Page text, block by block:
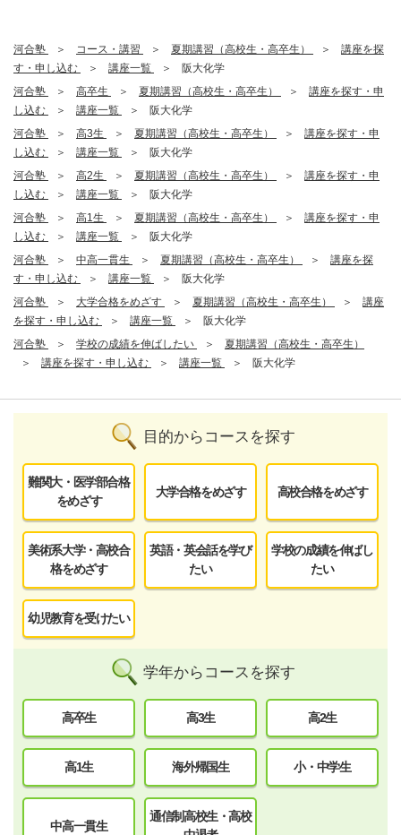
河合塾 コース・講習 夏期講習（高校生・高卒生）
講座を探
す・申し込む
講座一覧
阪大化学
河合塾
高卒生 夏期講習（高校生・高卒生）
講座を探す・申
し込む
講座一覧
阪大化学
河合塾
高3生 夏期講習（高校生・高卒生）
講座を探す・申
し込む
講座一覧
阪大化学
河合塾
高2生 夏期講習（高校生・高卒生）
講座を探す・申
し込む
講座一覧
阪大化学
河合塾
高1生 夏期講習（高校生・高卒生）
講座を探す・申
し込む
講座一覧
阪大化学
河合塾
中高一貫生 夏期講習（高校生・高卒生）
講座を探
す・申し込む
講座一覧
阪大化学
河合塾
大学合格をめざす 夏期講習（高校生・高卒生）
講座
を探す・申し込む
講座一覧
阪大化学
河合塾
学校の成績を伸ばしたい
夏期講習（高校生・高卒生）
講座を探す・申し込む
講座一覧 阪大化学
目的からコースを探す
難関大・医学部合格
をめざす
大学合格をめざす 高校合格をめざす
美術系大学・高校合
格をめざす
英語・英会話を学び
たい
学校の成績を伸ばし
たい
幼児教育を受けたい
学年からコースを探す
高卒生 高3生 高2生
高1生 海外帰国生 小・中学生
中高一貫生
通信制高校生・高校